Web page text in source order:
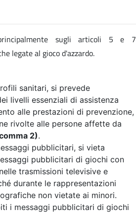
principalmente sugli articoli 5 e 7
legate al gioco d'azzardo.
sanitari, si prevede
livelli essenziali di assistenza
alle prestazioni di prevenzione,
rivolte alle persone affette da
2).
pubblicitari, si vieta
pubblicitari di giochi con
trasmissioni televisive e
durante le rappresentazioni
non vietate ai minori.
i messaggi pubblicitari di giochi